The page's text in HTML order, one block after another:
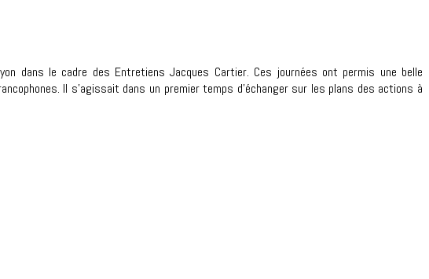
dans le cadre des Entretiens Jacques Cartier. Ces journées ont permis une belle
Il s’agissait dans un premier temps d’échanger sur les plans des actions à